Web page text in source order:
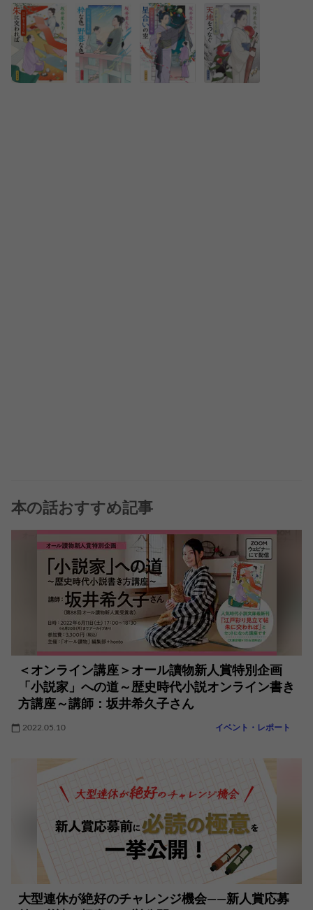
本の話おすすめ記事
＜オンライン講座＞オール讀物新人賞特別企画
「小説家」への道～歴史時代小説オンライン書き
方講座～講師：坂井希久子さん
2022.05.10 イベント・レポート
大型連休が絶好のチャレンジ機会――新人賞応募